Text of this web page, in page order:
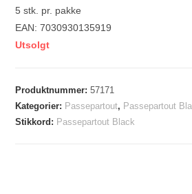
5 stk. pr. pakke
EAN: 7030930135919
Utsolgt
Produktnummer:57171
Kategorier: Passepartout, Passepartout
Stikkord: Passepartout Black